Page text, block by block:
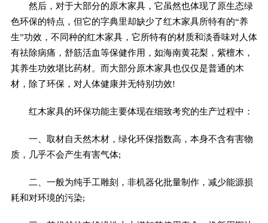
然后，对于大部分的原木家具，它虽然也体现了原生态绿
色环保的特点，但它的字典里却缺少了红木家具所特有的“养
生”功效，不同种的红木家具，它所特有的材质和淡香味对人体
有祛除病痛，舒筋活血等保健作用，如海南黄花梨，紫檀木，
其养生功效堪比药材。而大部分原木家具也仅仅是普通的木
材，除了环保，对人体健康并无特别功效!
红木家具的环保功能主要体现在细致考究的生产过程中：
一、取材自天然木材，绿化环保指数高，本身不含有害物
质，几乎不会产生有害气体;
二、一般为纯手工雕刻，非机器化批量制作，减少能源损
耗和对环境的污染;